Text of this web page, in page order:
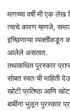
मागच्या वर्षी मी एक लेख
त्याचे कारण म्हणजे,
इच्छिणाऱ्या
आलेले असतात.
तथाकथित पुरस्कार
सोबत स्वतःची माहिती
खोटी प्रतिष्ठा आणि
बाबींना भुलून पुरस्कार